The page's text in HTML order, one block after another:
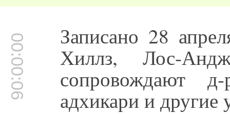
00:00:06 Записано 28
Хиллз, Лос-
сопровождают
адхикари и другие